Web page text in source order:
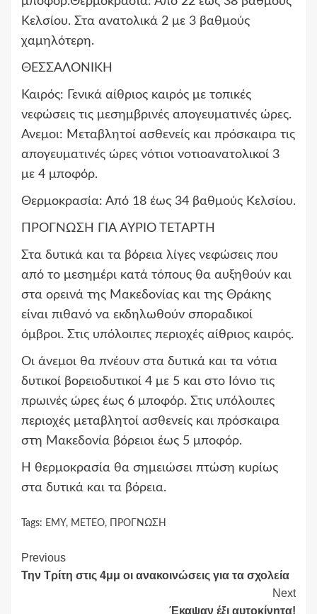
Κελσίου. Στα ανατολικά 2 με 3 βαθμούς
χαμηλότερη.
ΘΕΣΣΑΛΟΝΙΚΗ
Καιρός: Γενικά αίθριος καιρός με τοπικές
νεφώσεις τις μεσημβρινές απογευματινές ώρες.
Ανεμοι: Μεταβλητοί ασθενείς και πρόσκαιρα τις
απογευματινές ώρες νότιοι νοτιοανατολικοί 3
με 4 μποφόρ.
Θερμοκρασία: Από 18 έως 34 βαθμούς Κελσίου.
ΠΡΟΓΝΩΣΗ ΓΙΑ ΑΥΡΙΟ ΤΕΤΑΡΤΗ
Στα δυτικά και τα βόρεια λίγες νεφώσεις που
από το μεσημέρι κατά τόπους θα αυξηθούν και
στα ορεινά της Μακεδονίας και της Θράκης
είναι πιθανό να εκδηλωθούν σποραδικοί
όμβροι. Στις υπόλοιπες περιοχές αίθριος καιρός.
Οι άνεμοι θα πνέουν στα δυτικά και τα νότια
δυτικοί βορειοδυτικοί 4 με 5 και στο Ιόνιο τις
πρωινές ώρες έως 6 μποφόρ. Στις υπόλοιπες
περιοχές μεταβλητοί ασθενείς και πρόσκαιρα
στη Μακεδονία βόρειοι έως 5 μποφόρ.
Η θερμοκρασία θα σημειώσει πτώση κυρίως
στα δυτικά και τα βόρεια.
Tags: ΕΜΥ, ΜΕΤΕΟ, ΠΡΟΓΝΩΣΗ
Continue
Reading
Previous
Την Τρίτη στις 4μμ οι ανακοινώσεις για τα σχολεία
Next
Έκαψαν έξι αυτοκίνητα!